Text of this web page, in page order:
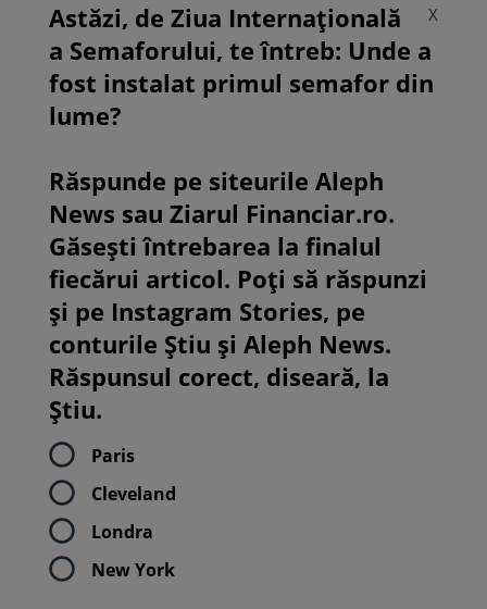
X
Astăzi, de Ziua Internațională
a Semaforului, te întreb: Unde a
fost instalat primul semafor din
lume?
Răspunde pe siteurile Aleph
News sau Ziarul Financiar.ro.
Găsești întrebarea la finalul
fiecărui articol. Poți să răspunzi
și pe Instagram Stories, pe
conturile Știu și Aleph News.
Răspunsul corect, diseară, la
Știu.
Paris
Cleveland
Londra
New York